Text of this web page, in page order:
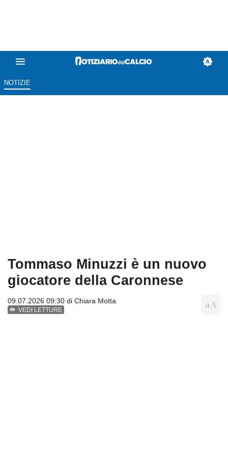
NOTIZIE
Tommaso Minuzzi è un nuovo
giocatore della Caronnese
09.07.2026 09:30 di Chiara Motta
VEDI LETTURE